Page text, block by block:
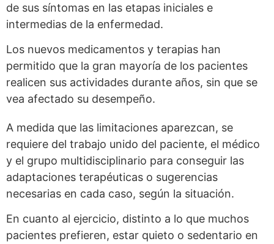
de sus síntomas en las etapas iniciales e
intermedias de la enfermedad.
Los nuevos medicamentos y terapias han
permitido que la gran mayoría de los pacientes
realicen sus actividades durante años, sin que se
vea afectado su desempeño.
A medida que las limitaciones aparezcan, se
requiere del trabajo unido del paciente, el médico
y el grupo multidisciplinario para conseguir las
adaptaciones terapéuticas o sugerencias
necesarias en cada caso, según la situación.
En cuanto al ejercicio, distinto a lo que muchos
pacientes prefieren, estar quieto o sedentario en